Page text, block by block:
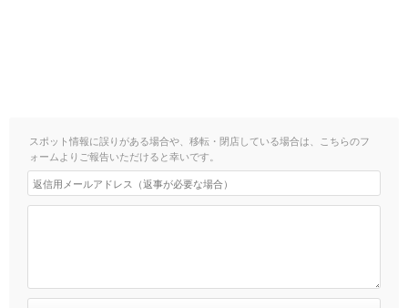
スポット情報に誤りがある場合や、移転・閉店している場合は、こちらのフ
ォームよりご報告いただけると幸いです。